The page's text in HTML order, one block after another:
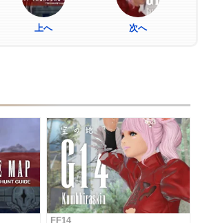
上へ 次へ
FF14